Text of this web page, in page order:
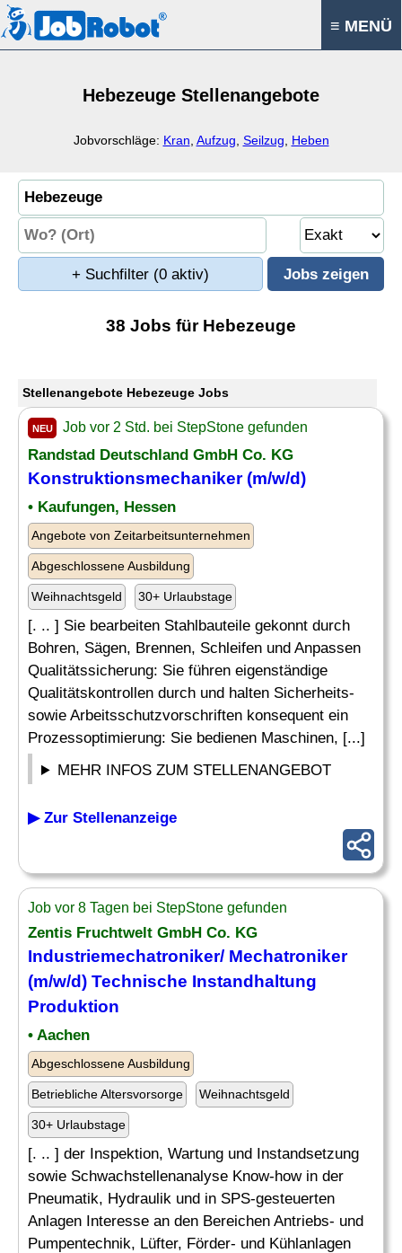
≡ MENÜ
Hebezeuge Stellenangebote
Jobvorschläge: Kran Aufzug Seilzug Heben
+ Suchfilter (0 aktiv)
38 Jobs für Hebezeuge
Stellenangebote Hebezeuge Jobs
NEU Job vor 2 Std. bei StepStone gefunden
Randstad Deutschland GmbH Co. KG
Konstruktionsmechaniker (m/w/d)
• Kaufungen, Hessen
Angebote von Zeitarbeitsunternehmen
Abgeschlossene Ausbildung
Weihnachtsgeld 30+ Urlaubstage
[. .. ] Sie bearbeiten Stahlbauteile gekonnt durch
Bohren, Sägen, Brennen, Schleifen und Anpassen
Qualitätssicherung: Sie führen eigenständige
Qualitätskontrollen durch und halten Sicherheits-
sowie Arbeitsschutzvorschriften konsequent ein
Prozessoptimierung: Sie bedienen Maschinen, [...]
MEHR INFOS ZUM STELLENANGEBOT
▶ Zur Stellenanzeige
Job vor 8 Tagen bei StepStone gefunden
Zentis Fruchtwelt GmbH Co. KG
Industriemechatroniker/ Mechatroniker
(m/w/d) Technische Instandhaltung
Produktion
• Aachen
Abgeschlossene Ausbildung
Betriebliche Altersvorsorge Weihnachtsgeld
30+ Urlaubstage
[. .. ] der Inspektion, Wartung und Instandsetzung
sowie Schwachstellenanalyse Know-how in der
Pneumatik, Hydraulik und in SPS-gesteuerten
Anlagen Interesse an den Bereichen Antriebs- und
Pumpentechnik, Lüfter, Förder- und Kühlanlagen